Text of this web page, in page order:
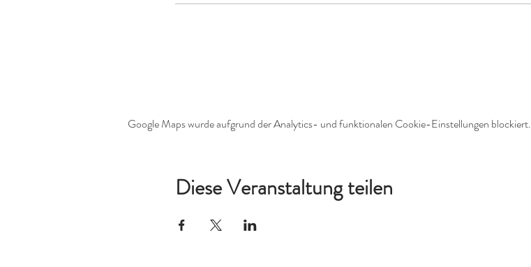
Google Maps wurde aufgrund der Analytics- und funktionalen Cookie-Einstellungen blockiert.
Diese Veranstaltung teilen